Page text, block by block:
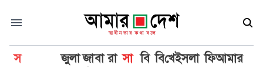
স
জুলা জাবা রা সা বি বিখেইসলা ফিআমার